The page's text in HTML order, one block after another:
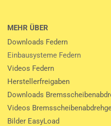
MEHR ÜBER
Downloads Federn
Einbausysteme Federn
Videos Federn
Herstellerfreigaben
Downloads
Videos
Bilder EasyLoad